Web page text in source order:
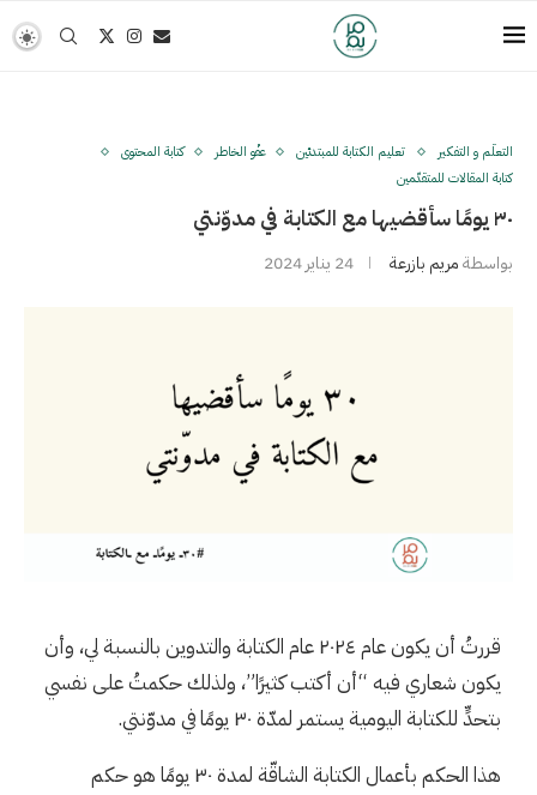
التعلُّم و التفكير تعليم الكتابة للمبتدئين عفْو الخاطر
كتابة المحتوى
كتابة المقالات للمتقدّمين
٣٠ يومًا سأقضيها مع الكتابة في مدوّنتي
بواسطةمريم بازرعة 24 يناير 2024
قررتُ أن يكون عام ٢٠٢٤ عام الكتابة والتدوين بالنسبة لي، وأن
يكون شعاري فيه “أن أكتب كثيرًا”، ولذلك حكمتُ على نفسي
بتحدٍّ للكتابة اليومية يستمر لمدّة ٣٠ يومًا في مدوّنتي.
هذا الحكم بأعمال الكتابة الشاقّة لمدة ٣٠ يومًا هو حكم